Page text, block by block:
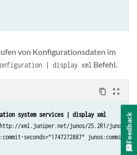
von Konfigurationsdaten im
| display xml Befehl.
content_copy zoom_out_map
system services | display xml
xml.juniper.net/junos/25.2R1/junos">
seconds="1747272887" junos:commit-
Feedback